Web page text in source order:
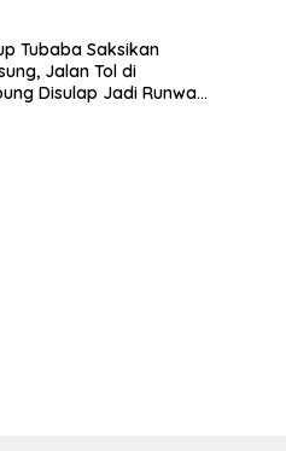
Tubaba Saksikan
Jalan Tol di
Disulap Jadi Runway